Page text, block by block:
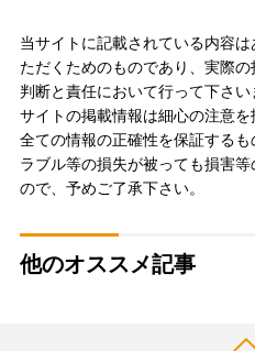
当サイトに記載されている内容
ただくためのものであり、実際
判断と責任において行って下さ
サイトの掲載情報は細心の注意
全ての情報の正確性を保証する
ラブル等の損失が被っても損害
ので、予めご了承下さい。
他のオススメ記事